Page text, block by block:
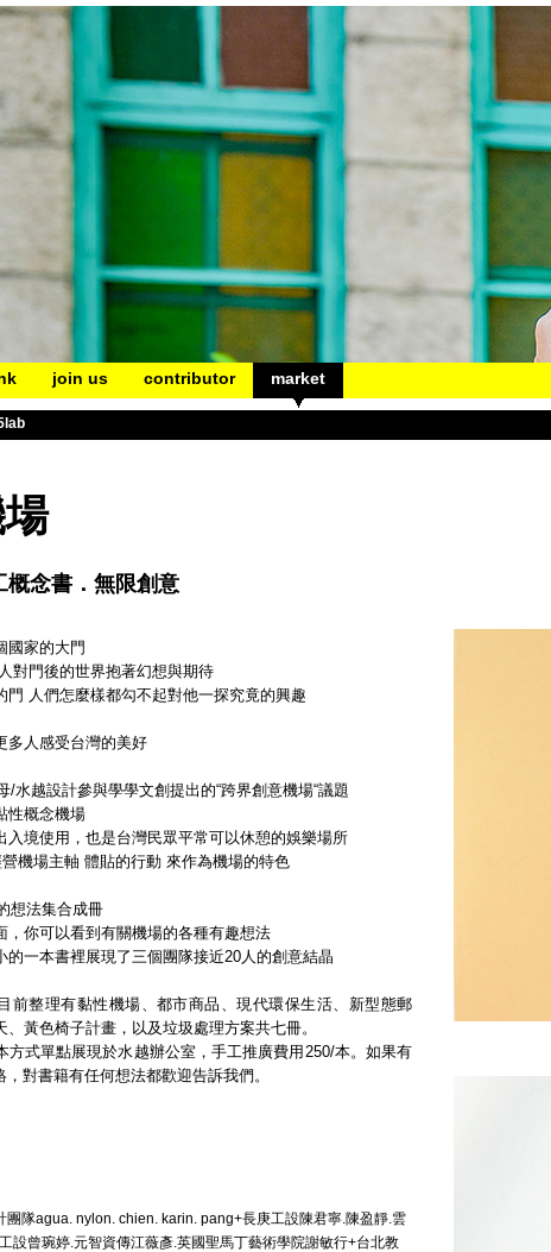
join us contributor market
概念書．無限創意
國家的大門
對門後的世界抱著幻想與期待
門 人們怎麼樣都勾不起對他一探究竟的興趣
多人感受台灣的美好
/水越設計參與學學文創提出的“跨界創意機場“議題
性概念機場
入境使用，也是台灣民眾平常可以休憩的娛樂場所
機場主軸 體貼的行動 來作為機場的特色
想法集合成冊
，你可以看到有關機場的各種有趣想法
的一本書裡展現了三個團隊接近20人的創意結晶
前整理有黏性機場、都市商品、現代環保生活、新型態郵
、黃色椅子計畫，以及垃圾處理方案共七冊。
方式單點展現於水越辦公室，手工推廣費用250/本。如果有
，對書籍有任何想法都歡迎告訴我們。
團隊agua. nylon. chien. karin. pang+長庚工設陳君寧.陳盈靜.雲
設曾琬婷.元智資傳江薇彥.英國聖馬丁藝術學院謝敏行+台北教